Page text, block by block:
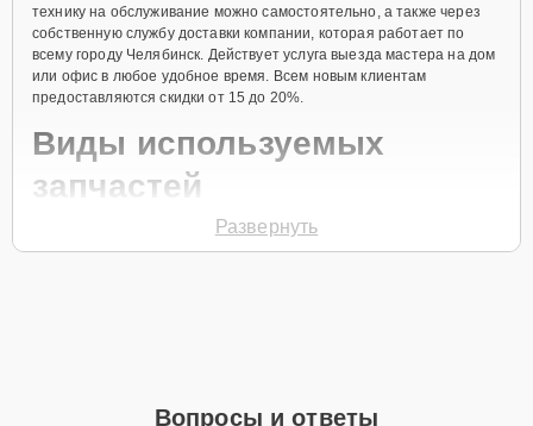
технику на обслуживание можно самостоятельно, а также через
собственную службу доставки компании, которая работает по
всему городу Челябинск. Действует услуга выезда мастера на дом
или офис в любое удобное время. Всем новым клиентам
предоставляются скидки от 15 до 20%.
Виды используемых
запчастей
Для ремонта посудомоечной машины модели D 5893 XXL FI
Развернуть
Вопросы и ответы